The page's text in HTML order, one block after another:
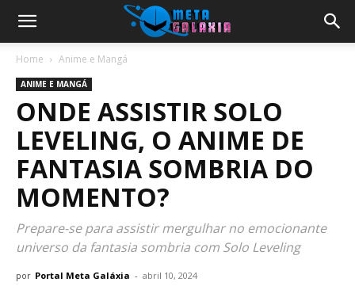
Home Anime e Mangá
ANIME E MANGÁ
ONDE ASSISTIR SOLO
LEVELING, O ANIME DE
FANTASIA SOMBRIA DO
MOMENTO?
Prepare-se para assistir mergulhar no emocionante
universo da fantasia sombria com Solo Leveling
por Portal Meta Galáxia - abril 10, 2024